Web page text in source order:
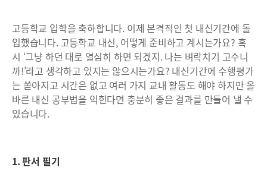
고등학교 입학을 축하합니다. 이제 본격적인 첫 내신기간에 돌
입했습니다. 고등학교 내신, 어떻게 준비하고 계시는가요? 혹
시 ‘그냥 하던 대로 열심히 하면 되겠지. 나는 벼락치기 고수니
까!’라고 생각하고 있지는 않으시는가요? 내신기간에 수행평가
는 쏟아지고 시간은 없고 여러 가지 교내 활동도 해야 하지만 올
바른 내신 공부법을 익힌다면 충분히 좋은 결과를 만들어 낼 수
있습니다.
1. 판서 필기